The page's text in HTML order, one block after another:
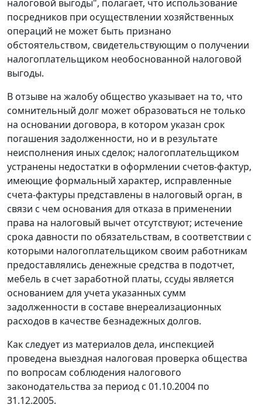
налоговой выгоды", полагает, что использование
посредников при осуществлении хозяйственных
операций не может быть признано
обстоятельством, свидетельствующим о получении
налогоплательщиком необоснованной налоговой
выгоды.
В отзыве на жалобу общество указывает на то, что
сомнительный долг может образоваться не только
на основании договора, в котором указан срок
погашения задолженности, но и в результате
неисполнения иных сделок; налогоплательщиком
устранены недостатки в оформлении счетов-фактур,
имеющие формальный характер, исправленные
счета-фактуры представлены в налоговый орган, в
связи с чем основания для отказа в применении
права на налоговый вычет отсутствуют; истечение
срока давности по обязательствам, в соответствии с
которыми налогоплательщиком своим работникам
предоставлялись денежные средства в подотчет,
мебель в счет заработной платы, ссуды является
основанием для учета указанных сумм
задолженности в составе внереализационных
расходов в качестве безнадежных долгов.
Как следует из материалов дела, инспекцией
проведена выездная налоговая проверка общества
по вопросам соблюдения налогового
законодательства за период с 01.10.2004 по
31.12.2005.